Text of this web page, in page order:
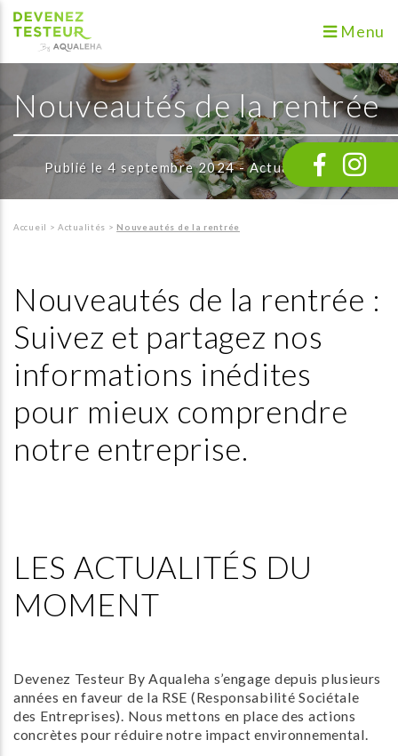
Menu
Nouveautés de la rentrée
Publié le 4 septembre 2024 - Actualités
Accueil >Actualités > Nouveautés de la rentrée
Nouveautés de la rentrée :
Suivez et partagez nos
informations inédites
pour mieux comprendre
notre entreprise.
LES ACTUALITÉS DU
MOMENT
Devenez Testeur By Aqualeha s’engage depuis plusieurs
années en faveur de la RSE (Responsabilité Sociétale
des Entreprises). Nous mettons en place des actions
concrètes pour réduire notre impact environnemental.